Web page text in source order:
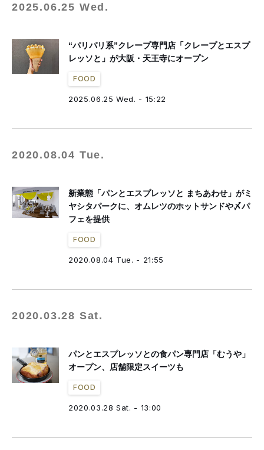
2025.06.25 Wed.
“パリパリ系”クレープ専門店「クレープとエスプ
レッソと」が大阪・天王寺にオープン
FOOD
2025.06.25 Wed. - 15:22
2020.08.04 Tue.
新業態「パンとエスプレッソと まちあわせ」がミ
ヤシタパークに、オムレツのホットサンドや〆パ
フェを提供
FOOD
2020.08.04 Tue. - 21:55
2020.03.28 Sat.
パンとエスプレッソとの食パン専門店「むうや」
オープン、店舗限定スイーツも
FOOD
2020.03.28 Sat. - 13:00